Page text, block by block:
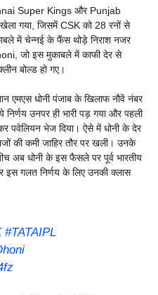
Super Kings और Punjab
गया, जिसमें CSK को 28 रनों से
में चेन्नई के फैंस थोड़े निराश नजर
जो इस मुकाबले में काफी देर से
बोल्ड हो गए।
एमएस धोनी पंजाब के खिलाफ नौवें नंबर
उनपर ही भारी पड़ गया और पहली
पवेलियन भेज दिया। ऐसे में धोनी के देर
की कमी जाहिर तौर पर खली। उनके
अब धोनी के इस फैसले पर पूर्व भारतीय
गलत निर्णय के लिए उनकी क्लास
#TATAIPL